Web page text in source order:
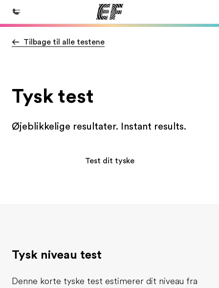
Hjem
Se alt hvad vi gør
Find et kontor nær dig
Tilbage til alle testene
Tysk test
Øjeblikkelige resultater. Instant results.
Test dit tyske
Tysk niveau test
Denne korte tyske test estimerer dit niveau fra